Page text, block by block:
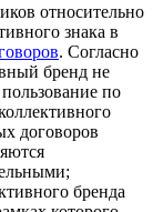
относительно
знака в
. Согласно
бренд не
по
договоров
;
бренда